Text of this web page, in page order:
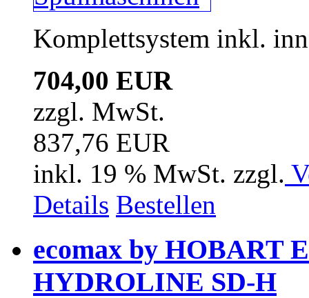
Komplettsystem inkl.
704,00 EUR
zzgl. MwSt.
837,76 EUR
inkl. 19 % MwSt. zzgl.
Details Bestellen
ecomax by HOBART
HYDROLINE SD-H